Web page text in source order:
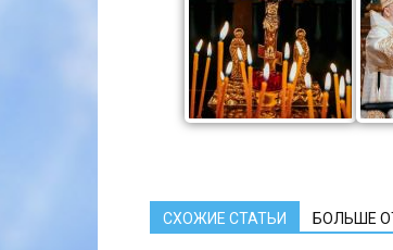
СХОЖИЕ СТАТЬИ БОЛЬШЕ